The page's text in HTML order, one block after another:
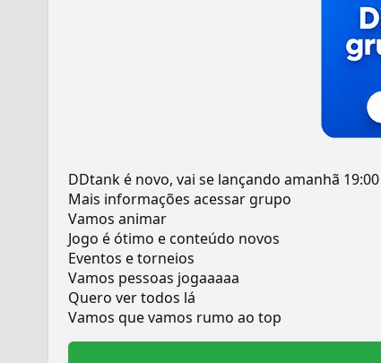
DDtank é novo, vai se lançando amanhã 19:00
Mais informações acessar grupo
Vamos animar
Jogo é ótimo e conteúdo novos
Eventos e torneios
Vamos pessoas jogaaaaa
Quero ver todos lá
Vamos que vamos rumo ao top